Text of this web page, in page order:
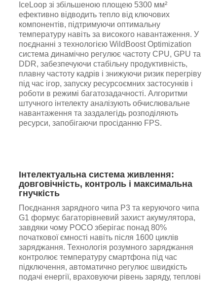
IceLoop зі збільшеною площею 5300 мм²
ефективно відводить тепло від ключових
компонентів, підтримуючи оптимальну
температуру навіть за високого навантаження. У
поєднанні з технологією WildBoost Optimization
система динамічно регулює частоту CPU, GPU та
DDR, забезпечуючи стабільну продуктивність,
плавну частоту кадрів і знижуючи ризик перегріву
під час ігор, запуску ресурсоємних застосунків і
роботи в режимі багатозадачності. Алгоритми
штучного інтелекту аналізують обчислювальне
навантаження та заздалегідь розподіляють
ресурси, запобігаючи просіданню FPS.
Інтелектуальна система живлення:
довговічність, контроль і максимальна
гнучкість
Поєднання зарядного чипа P3 та керуючого чипа
G1 формує багаторівневий захист акумулятора,
завдяки чому POCO зберігає понад 80%
початкової ємності навіть після 1600 циклів
заряджання. Технологія розумного заряджання
контролює температуру смартфона під час
підключення, автоматично регулює швидкість
подачі енергії, враховуючи рівень заряду, теплові